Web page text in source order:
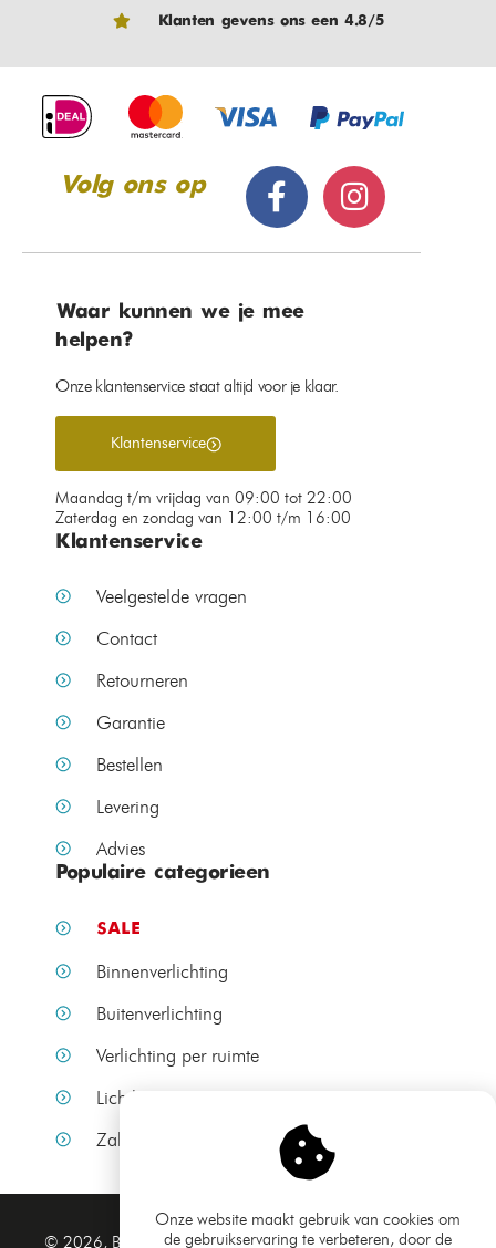
Klanten gevens ons een 4.8/5
Volg ons op
Waar kunnen we je mee
helpen?
Onze klantenservice staat altijd voor je klaar.
Klantenservice
Maandag t/m vrijdag van 09:00 tot 22:00
Zaterdag en zondag van 12:00 t/m 16:00
Klantenservice
Veelgestelde vragen
Contact
Retourneren
Garantie
Bestellen
Levering
Advies
Populaire categorieen
SALE
Binnenverlichting
Buitenverlichting
Verlichting per ruimte
Lichtbronnen
Zakelijke verlichting
© 2026, Bamled.nl Algemene voorwaarden
Onze website maakt gebruik van cookies om
de gebruikservaring te verbeteren, door de